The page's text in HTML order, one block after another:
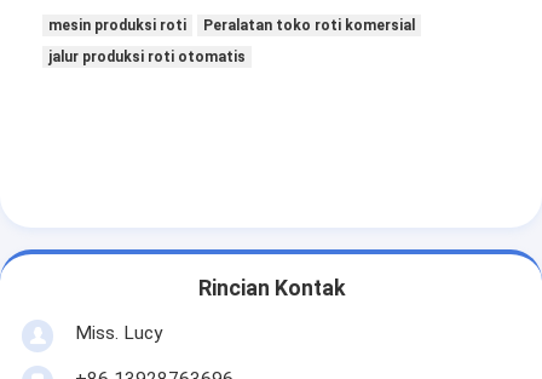
Kulkas Proofer
Oven piza
mesin produksi roti
Peralatan toko roti komersial
jalur produksi roti otomatis
Rincian Kontak
Miss. Lucy